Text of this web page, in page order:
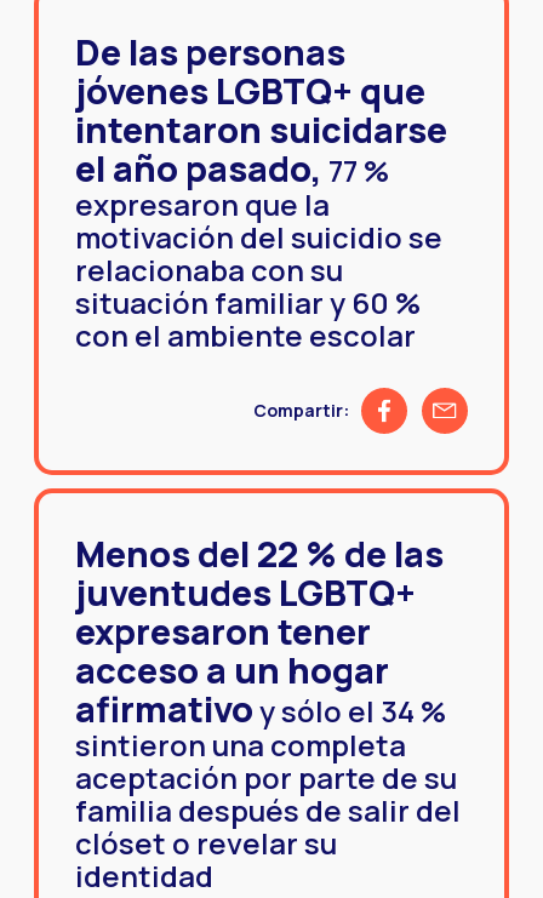
De las personas
jóvenes LGBTQ+ que
intentaron suicidarse
el año pasado, 77 %
expresaron que la
motivación del suicidio se
relacionaba con su
situación familiar y 60 %
con el ambiente escolar
Compartir: Share on Facebook
Share by
Menos del 22 % de las
juventudes LGBTQ+
expresaron tener
acceso a un hogar
afirmativoy sólo el 34 %
sintieron una completa
aceptación por parte de su
familia después de salir del
clóset o revelar su
identidad